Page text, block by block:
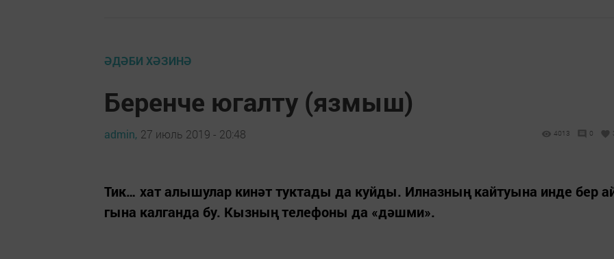
ӘДӘБИ ХӘЗИНӘ
Беренче югалту (язмыш)
admin, 27 июль 2019 - 20:48 4013 0
Тик… хат алышулар кинәт туктады да куйды. Илназның кайтуына инде бер
гына калганда бу. Кызның телефоны да «дәшми».